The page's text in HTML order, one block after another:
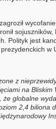
Polityk jest
w
z
na Bliskim
że globalne
2,4 biliona